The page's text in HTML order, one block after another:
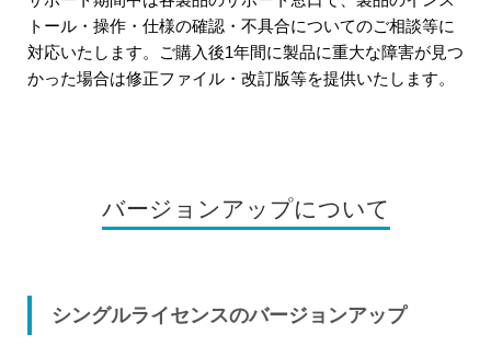
トール・操作・仕様の確認・不具合についてのご相談等に
対応いたします。ご購入後1年間に製品に重大な障害が見つ
かった場合は修正ファイル・改訂版等を提供いたします。
バージョンアップについて
シングルライセンスのバージョンアップ